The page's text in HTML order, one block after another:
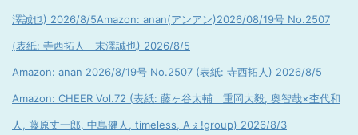
澤誠也) 2026/8/5Amazon: anan(アンアン)2026/08/19号 No.2507
(表紙: 寺西拓人 末澤誠也) 2026/8/5
Amazon: anan 2026/8/19号 No.2507 (表紙: 寺西拓人) 2026/8/5
Amazon: CHEER Vol.72 (表紙: 藤ヶ谷太輔 重岡大毅, 奥智哉×杢代和
人, 藤原丈一郎, 中島健人, timeless, Aぇ!group) 2026/8/3